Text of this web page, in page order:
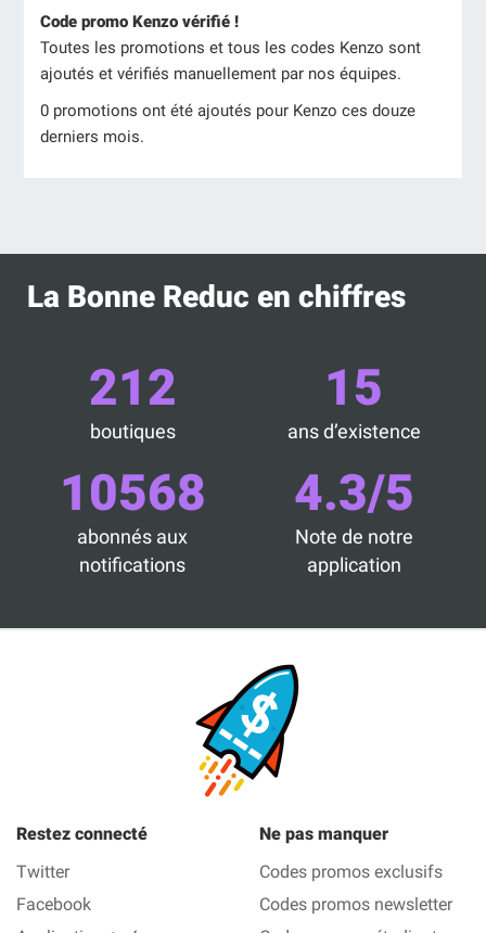
Code promo Kenzo vérifié !
Toutes les promotions et tous les codes Kenzo sont
ajoutés et vérifiés manuellement par nos équipes.
0 promotions ont été ajoutés pour Kenzo ces douze
derniers mois.
La Bonne Reduc en chiffres
212
boutiques
15
ans d’existence
10568
abonnés aux
notifications
4.3/5
Note de notre
application
Restez connecté
Twitter
Facebook
Ne pas manquer
Codes promos exclusifs
Codes promos newsletter